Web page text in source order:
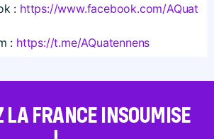
: https://​www​.facebook​.com/​A​Q​u​a​t​
: https://t.me/AQuatennens
LA FRANCE INSOUMISE